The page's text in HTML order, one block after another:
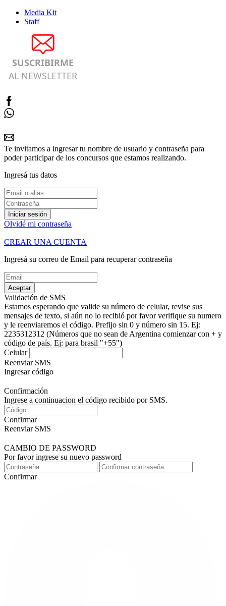
Media Kit
Staff
SUSCRIBIRME
AL NEWSLETTER
Te invitamos a ingresar tu nombre de usuario y contraseña para
poder participar de los concursos que estamos realizando.
Ingresá tus datos
Iniciar sesión
Olvidé mi contraseña
CREAR UNA CUENTA
Ingresá su correo de Email para recuperar contraseña
Aceptar
Validación de SMS
Estamos esperando que valide su número de celular, revise sus
mensajes de texto, si aún no lo recibió por favor verifique su numero
y le reenviaremos el código. Prefijo sin 0 y número sin 15. Ej:
2235312312 (Números que no sean de Argentina comienzar con + y
código de país. Ej: para brasil "+55")
Celular
Reenviar SMS
Ingresar código
Confirmación
Ingrese a continuacion el código recibido por SMS.
Confirmar
Reenviar SMS
CAMBIO DE PASSWORD
Por favor ingrese su nuevo password
Confirmar